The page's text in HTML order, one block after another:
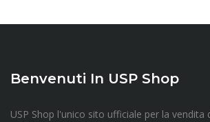
Benvenuti In USP Shop
USP Shop l'unico sito ufficiale per la vendita